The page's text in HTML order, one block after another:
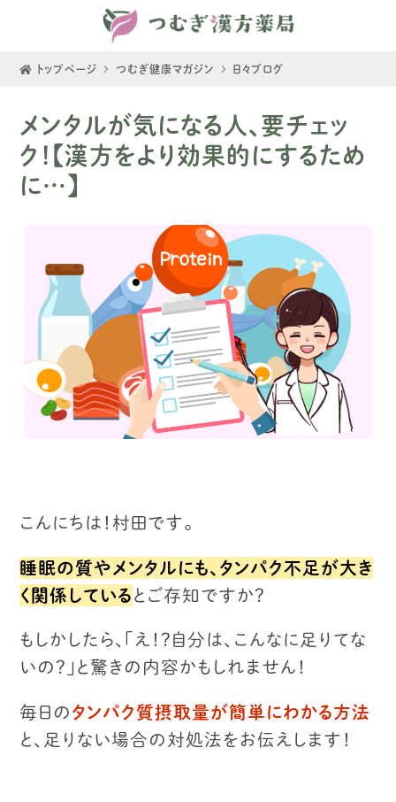
トップページ つむぎ健康マガジン 日々ブログ
メンタルが気になる人、要チェッ
ク！ 【漢方をより効果的にするため
に…】
こんにちは！村田です。
睡眠の質やメンタルにも、タンパク不足が大き
く関係している とご存知ですか？
もしかしたら、「え！？自分は、こんなに足りてな
いの？」 と驚きの内容かもしれません！
毎日の タンパク質摂取量が簡単にわかる方法
と、 足りない場合の対処法をお伝えします！